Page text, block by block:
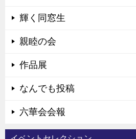
輝く同窓生
親睦の会
作品展
なんでも投稿
六華会会報